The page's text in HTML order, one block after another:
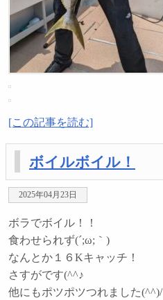
[この記事を読む]
ボイルボイル！
2025年04月23日
ボラでボイル！！
食わせられず(´;ω;｀)
なんとか１６Kキャッチ！
さすがです(^^♪
他にもポツポツつれました(^^)/